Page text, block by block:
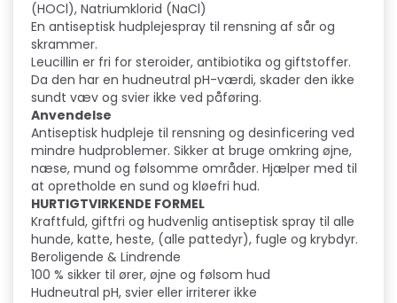
(HOCl), Natriumklorid (NaCl)
En antiseptisk hudplejespray til rensning af sår og
skrammer.
Leucillin er fri for steroider, antibiotika og giftstoffer.
Da den har en hudneutral pH-værdi, skader den ikke
sundt væv og svier ikke ved påføring.
Anvendelse
Antiseptisk hudpleje til rensning og desinficering ved
mindre hudproblemer. Sikker at bruge omkring øjne,
næse, mund og følsomme områder. Hjælper med til
at opretholde en sund og kløefri hud.
HURTIGTVIRKENDE FORMEL
Kraftfuld, giftfri og hudvenlig antiseptisk spray til alle
hunde, katte, heste, (alle pattedyr), fugle og krybdyr.
Beroligende & Lindrende
100 % sikker til ører, øjne og følsom hud
Hudneutral pH, svier eller irriterer ikke